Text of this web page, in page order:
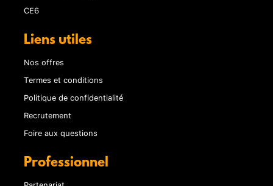
CE6
Liens utiles
Nos offres
Termes et conditions
Politique de confidentialité
Recrutement
Foire aux questions
Professionnel